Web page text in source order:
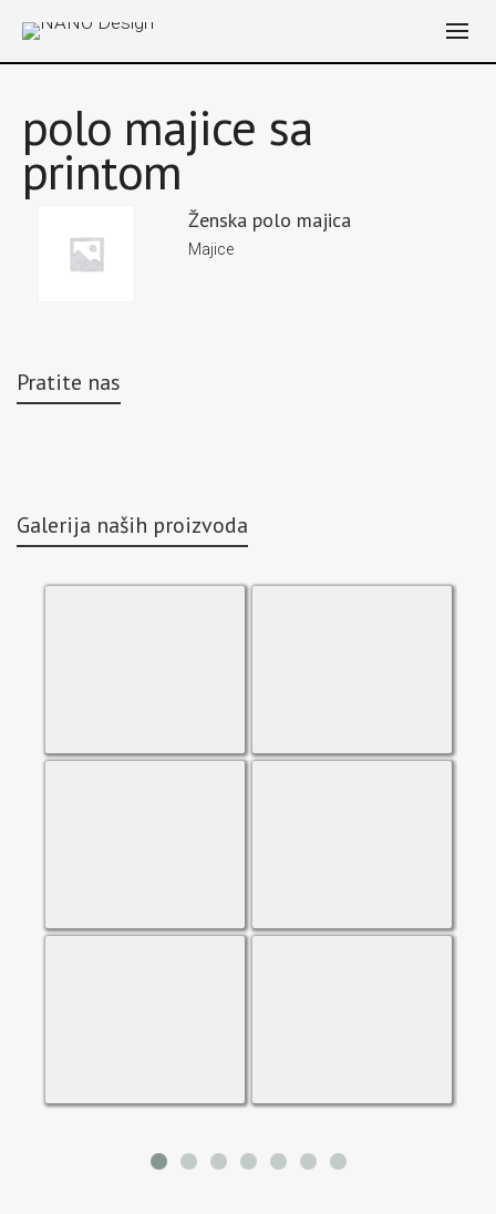
polo majice sa
printom
Ženska polo majica
Majice
Pratite nas
Galerija naših proizvoda